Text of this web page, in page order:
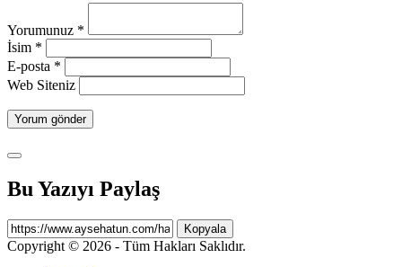
Yorumunuz *
İsim *
E-posta *
Web Siteniz
Bu Yazıyı Paylaş
Kopyala
Copyright © 2026 - Tüm Hakları Saklıdır.